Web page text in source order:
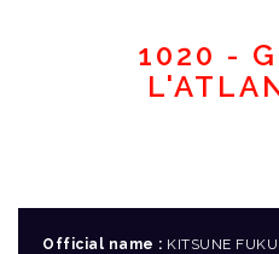
1020 -
Official name : KITSUNE FUKU